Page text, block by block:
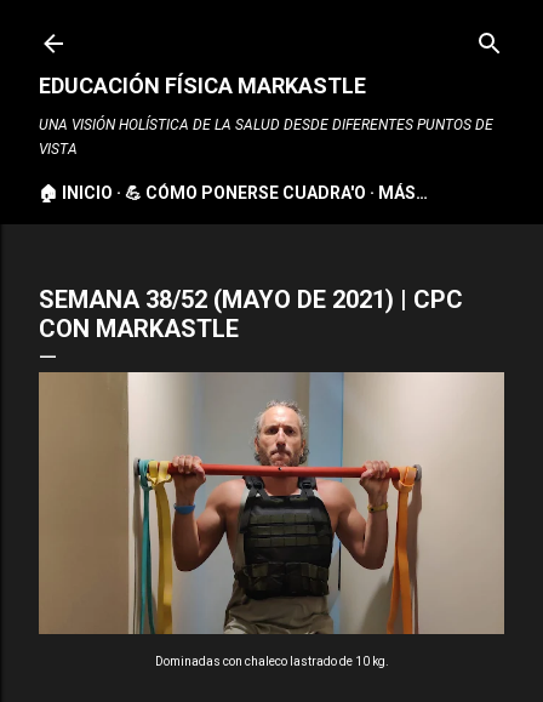
EDUCACIÓN FÍSICA MARKASTLE
UNA VISIÓN HOLÍSTICA DE LA SALUD DESDE DIFERENTES PUNTOS DE
VISTA
🏠 INICIO 💪 CÓMO PONERSE CUADRA'O MÁS…
SEMANA 38/52 (MAYO DE 2021) | CPC
CON MARKASTLE
Dominadas con chaleco lastrado de 10 kg.